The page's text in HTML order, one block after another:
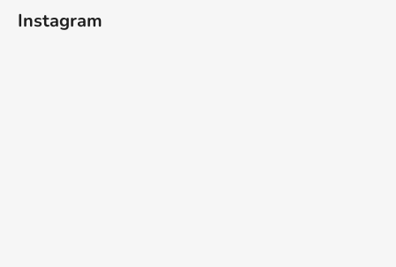
Instagram